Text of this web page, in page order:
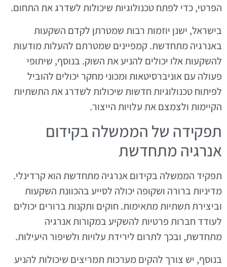
הפרטי, כדי לפתח טכנולוגיות שיכולות לשדרג את התחום.
בישראל, ישנן יוזמות רבות שמטרתן לקדם השקעות
באנרגיה מתחדשת. קמפיינים שמטרתם להעלות מודעות
להשקעות אלו יכולים להניע את השוק. בנוסף, שיתופי
פעולה עם אוניברסיטאות ומכוני מחקר יכולים להוביל
לפיתוח טכנולוגיות חדשות שיכולות לשדרג את התשתיות
הקיימות ולצמצם את עלויות הייצור.
תפקידה של הממשלה בקידום
אנרגיה מתחדשת
תפקיד הממשלה בקידום אנרגיה מתחדשת הוא קרדינלי.
מדיניות ברורה ושקופה יכולה לסייע בהכוונת השקעות
וביצירת תשתיות מתאימות. חוקים ותקנות ברורים יכולים
לעודד חברות פרטיות להשקיע במקורות אנרגיה
מתחדשת, ובכך לתרום לירידת עלויות ולשיפור היעילות.
בנוסף, יש צורך להקים מערכות תמריצים שיכולות להניע